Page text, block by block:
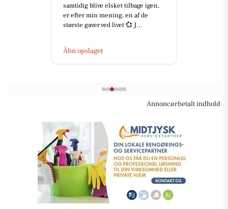
samtidig blive elsket tilbage igen,
er efter min mening, en af de
største gaver ved livet 💞 J...
Åbn opslaget
Annoncørbetalt indhold